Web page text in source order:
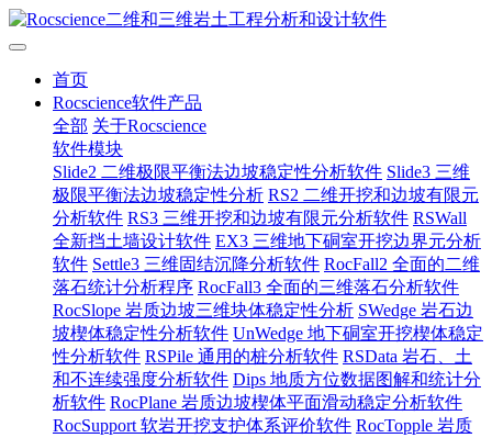
首页
Rocscience软件产品
全部 关于Rocscience
软件模块
Slide2 二维极限平衡法边坡稳定性分析软件 Slide3 三维
极限平衡法边坡稳定性分析 RS2 二维开挖和边坡有限元
分析软件 RS3 三维开挖和边坡有限元分析软件 RSWall
全新挡土墙设计软件 EX3 三维地下硐室开挖边界元分析
软件 Settle3 三维固结沉降分析软件 RocFall2 全面的二维
落石统计分析程序 RocFall3 全面的三维落石分析软件
RocSlope 岩质边坡三维块体稳定性分析 SWedge 岩石边
坡楔体稳定性分析软件 UnWedge 地下硐室开挖楔体稳定
性分析软件 RSPile 通用的桩分析软件 RSData 岩石、土
和不连续强度分析软件 Dips 地质方位数据图解和统计分
析软件 RocPlane 岩质边坡楔体平面滑动稳定分析软件
RocSupport 软岩开挖支护体系评价软件 RocTopple 岩质